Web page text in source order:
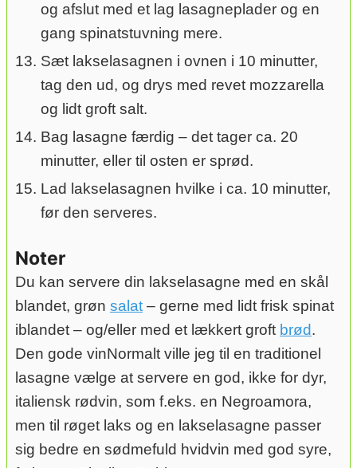
og afslut med et lag lasagneplader og en
gang spinatstuvning mere.
Sæt lakselasagnen i ovnen i 10 minutter,
tag den ud, og drys med revet mozzarella
og lidt groft salt.
Bag lasagne færdig – det tager ca. 20
minutter, eller til osten er sprød.
Lad lakselasagnen hvilke i ca. 10 minutter,
før den serveres.
Noter
Du kan servere din lakselasagne med en skål
blandet, grøn salat – gerne med lidt frisk spinat
iblandet – og/eller med et lækkert groft brød.
Den gode vinNormalt ville jeg til en traditionel
lasagne vælge at servere en god, ikke for dyr,
italiensk rødvin, som f.eks. en Negroamora,
men til røget laks og en lakselasagne passer
sig bedre en sødmefuld hvidvin med god syre,